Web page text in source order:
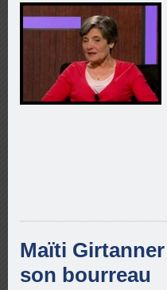
Maïti
son bourreau